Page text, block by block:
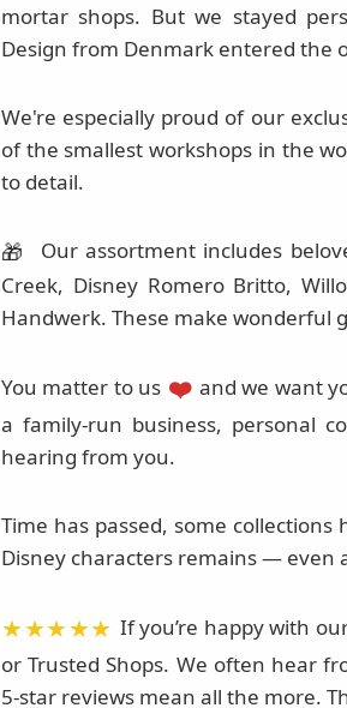
mortar shops. But we stayed
Design from Denmark entered the
We're especially proud of our
of the smallest workshops in the
to detail.
🎁
Our assortment includes
Creek, Disney Romero Britto,
Handwerk. These make wonderful
You matter to us ❤️ and we want
a family-run business, personal
hearing from you.
Time has passed, some
Disney characters remains — even
★★★★★ If you’re happy with
or Trusted Shops. We often hear
5-star reviews mean all the more.